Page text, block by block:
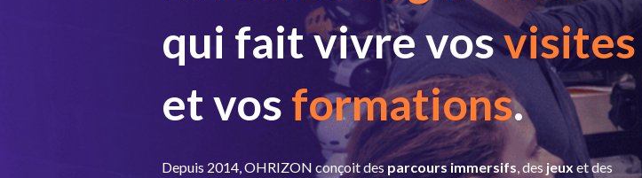
qui fait vivre vosvisites
et vos formations.
Depuis 2014, OHRIZON conçoit desparcours immersifs , des jeux et des